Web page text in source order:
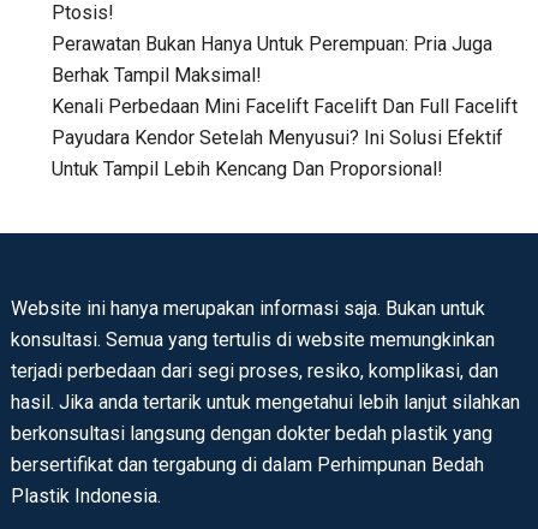
Ptosis!
Perawatan Bukan Hanya Untuk Perempuan: Pria Juga
Berhak Tampil Maksimal!
Kenali Perbedaan Mini Facelift Facelift Dan Full Facelift
Payudara Kendor Setelah Menyusui? Ini Solusi Efektif
Untuk Tampil Lebih Kencang Dan Proporsional!
Website ini hanya merupakan informasi saja. Bukan untuk
konsultasi. Semua yang tertulis di website memungkinkan
terjadi perbedaan dari segi proses, resiko, komplikasi, dan
hasil. Jika anda tertarik untuk mengetahui lebih lanjut silahkan
berkonsultasi langsung dengan dokter bedah plastik yang
bersertifikat dan tergabung di dalam Perhimpunan Bedah
Plastik Indonesia.